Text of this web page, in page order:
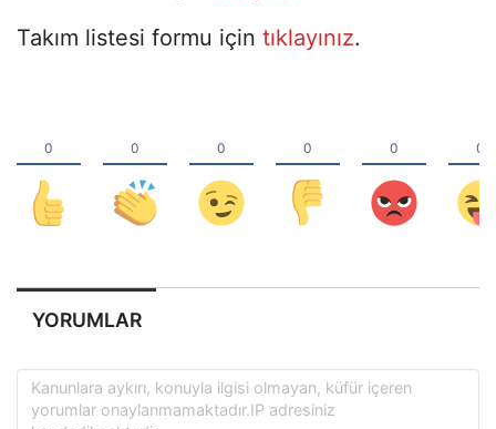
Takım listesi formu için tıklayınız.
YORUMLAR